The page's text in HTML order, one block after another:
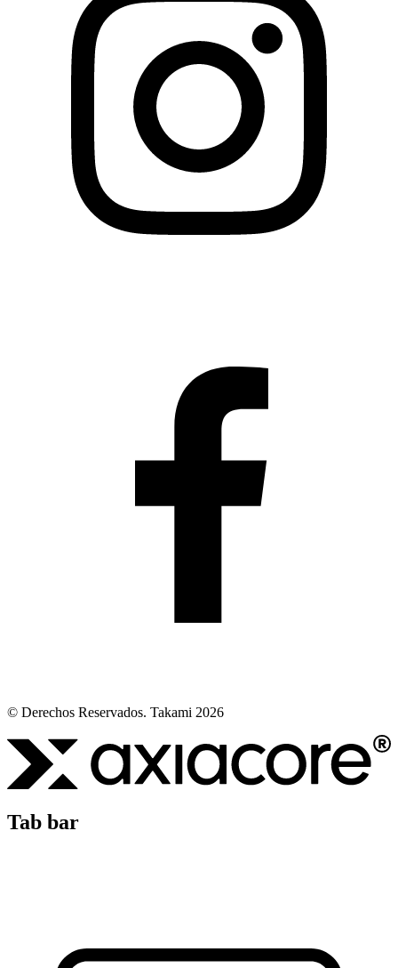
© Derechos Reservados. Takami 2026
Tab bar